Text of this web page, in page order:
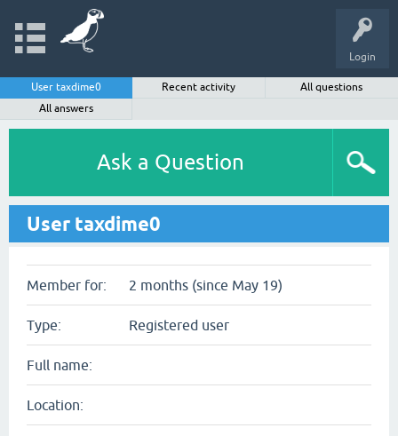
Login
User taxdime0 Recent activity
All questions
All answers
Ask a Question
User taxdime0
Member for: 2 months (since May 19)
Type: Registered user
Full name:
Location: